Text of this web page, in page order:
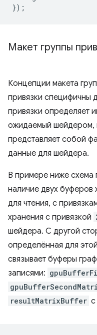
});
Макет группы
Концепции макета
привязки специфичны
привязки определяет
ожидаемый шейдером,
представляет собой
данные для шейдера.
В примере ниже схема
наличие двух буферов
для чтения, с
хранения с привязкой
шейдера. С другой
определённая для
связывает буферы
записями:
resultMatrixBuffer с